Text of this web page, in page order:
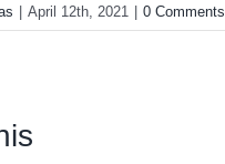
| April 12th, 2021 | 0 Comments